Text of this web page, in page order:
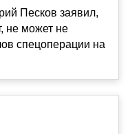
Песков заявил,
не может не
спецоперации на